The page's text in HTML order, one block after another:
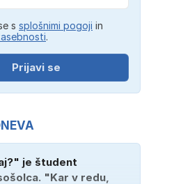
s splošnimi pogoji in
.
Prijavi se
je študent
"Kar v redu,